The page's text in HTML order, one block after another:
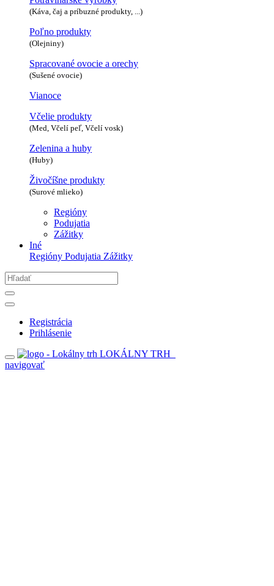
(Káva, čaj a príbuzné produkty, ...)
Poľno produkty
(Olejniny)
Spracované ovocie a orechy
(Sušené ovocie)
Vianoce
Včelie produkty
(Med, Včelí peľ, Včelí vosk)
Zelenina a huby
(Huby)
Živočíšne produkty
(Surové mlieko)
Regióny
Podujatia
Zážitky
Iné
Regióny Podujatia Zážitky
Registrácia
Prihlásenie
LOKÁLNY TRH
navigovať